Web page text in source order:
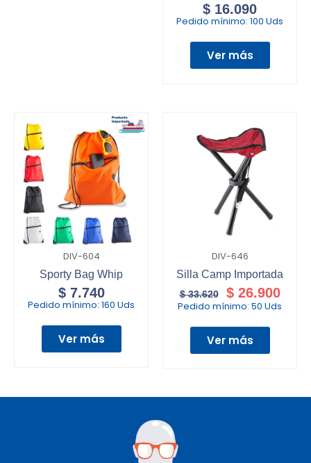
$ 16.090
Pedido mínimo: 100 Uds
Ver más
DIV-604
Sporty Bag Whip
$7.740
Pedido mínimo: 160 Uds
Ver más
DIV-646
Silla Camp Importada
$33.620 $26.900
Pedido mínimo: 50 Uds
Ver más